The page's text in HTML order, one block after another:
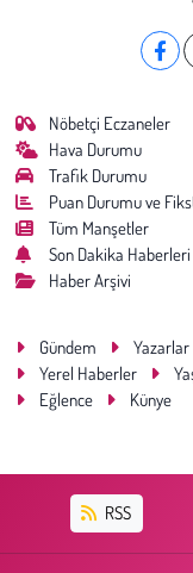
Nöbetçi Eczaneler
Hava Durumu
Trafik Durumu
Puan Durumu ve
Tüm Manşetler
Son Dakika Haberleri
Haber Arşivi
Gündem Yazarlar
Yerel Haberler
Eğlence
Künye
RSS